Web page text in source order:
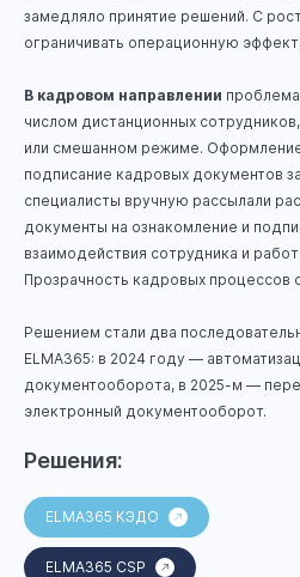
замедляло принятие решений. С
ограничивать операционную
В кадровом направлении
числом дистанционных
или смешанном режиме.
подписание кадровых документов
специалисты вручную рассылали
документы на ознакомление и
взаимодействия сотрудника и
Прозрачность кадровых процессов
Решением стали два
ELMA365: в 2024 году —
документооборота, в 2025-м —
электронный документооборот.
Решения:
ELMA365 КЭДО
ELMA365 CSP